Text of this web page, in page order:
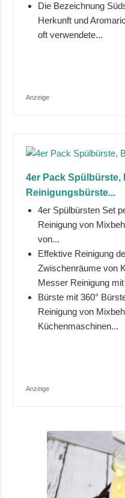
Die Bezeichnung
Herkunft und
oft verwendete...
Anzeige
4er Pack Spülbürste,
Reinigungsbürste...
4er Spülbürsten Set
Reinigung von
von...
Effektive Reinigung
Zwischenräume von
Messer Reinigung
Bürste mit 360°
Reinigung von
Küchenmaschinen...
Anzeige